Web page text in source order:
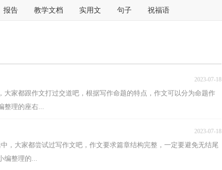
报告 教学文档 实用文 句子 祝福语
2023-07-18
大家都跟作文打过交道吧，根据写作命题的特点，作文可以分为命题作
整理的座右...
2023-07-18
，大家都尝试过写作文吧，作文要求篇章结构完整，一定要避免无结尾
编整理的...